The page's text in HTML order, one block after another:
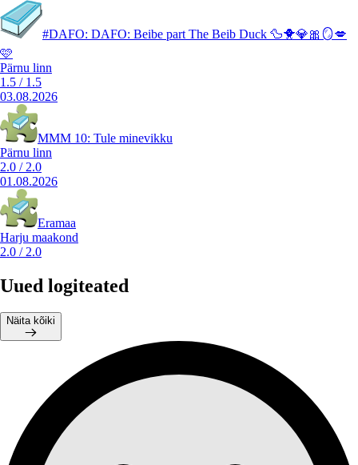
#DAFO: DAFO: Beibe part The Beib Duck 🦆🐥💎🎀🪞💋
🩷
Pärnu linn
1.5 / 1.5
03.08.2026
MMM 10: Tule minevikku
Pärnu linn
2.0 / 2.0
01.08.2026
Eramaa
Harju maakond
2.0 / 2.0
Uued logiteated
Näita kõiki